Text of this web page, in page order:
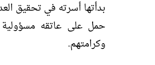
بدأتها أسرته في تحقيق
حمل على عاتقه
وكرامتهم.